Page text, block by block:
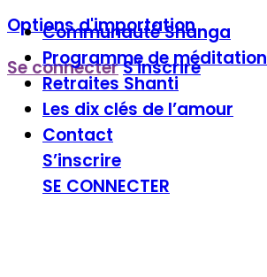
Options d'importation
Se connecterS'inscrire
CommunautéShanga
Programme deméditation
Retraites Shanti
Les dix clés de l’amour
Contact
S’inscrire
SE CONNECTER